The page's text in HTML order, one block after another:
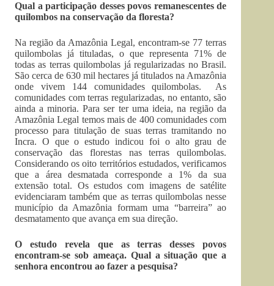
Qual a participação desses povos remanescentes de
quilombos na conservação da floresta?
Na região da Amazônia Legal, encontram-se 77 terras
quilombolas já tituladas, o que representa 71% de
todas as terras quilombolas já regularizadas no Brasil.
São cerca de 630 mil hectares já titulados na Amazônia
onde vivem 144 comunidades quilombolas. As
comunidades com terras regularizadas, no entanto, são
ainda a minoria. Para ser ter uma ideia, na região da
Amazônia Legal temos mais de 400 comunidades com
processo para titulação de suas terras tramitando no
Incra. O que o estudo indicou foi o alto grau de
conservação das florestas nas terras quilombolas.
Considerando os oito territórios estudados, verificamos
que a área desmatada corresponde a 1% da sua
extensão total. Os estudos com imagens de satélite
evidenciaram também que as terras quilombolas nesse
município da Amazônia formam uma “barreira” ao
desmatamento que avança em sua direção.
O estudo revela que as terras desses povos
encontram-se sob ameaça. Qual a situação que a
senhora encontrou ao fazer a pesquisa?